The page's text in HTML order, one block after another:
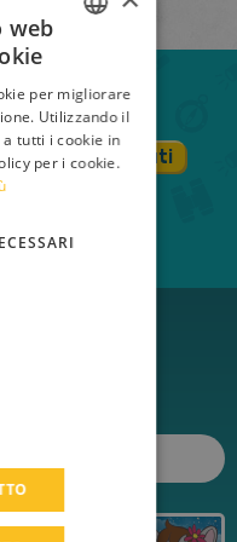
login
Registrati
Giuly.Paulina
ITALIAN
ENGLISH
FRENCH
DUTCH
web
per migliorare
Utilizzando il
tutti i cookie in
per i cookie.